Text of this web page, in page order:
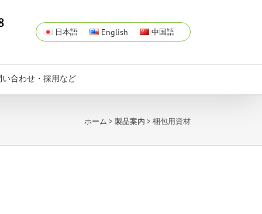
日本語 English 中国語
い合わせ・採用など
ホーム > 製品案内 > 梱包用資材